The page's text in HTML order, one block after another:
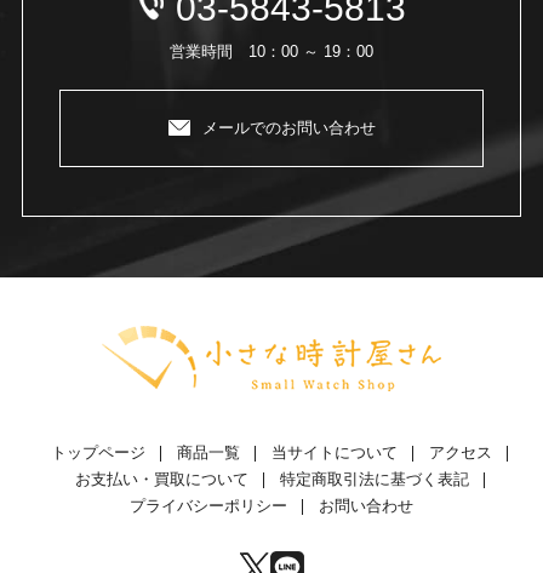
営業時間 10：00 ～ 19：00
メールでのお問い合わせ
トップページ 商品一覧 当サイトについて
アクセス
お支払い・買取について
特定商取引法に基づく表記
プライバシーポリシー
お問い合わせ